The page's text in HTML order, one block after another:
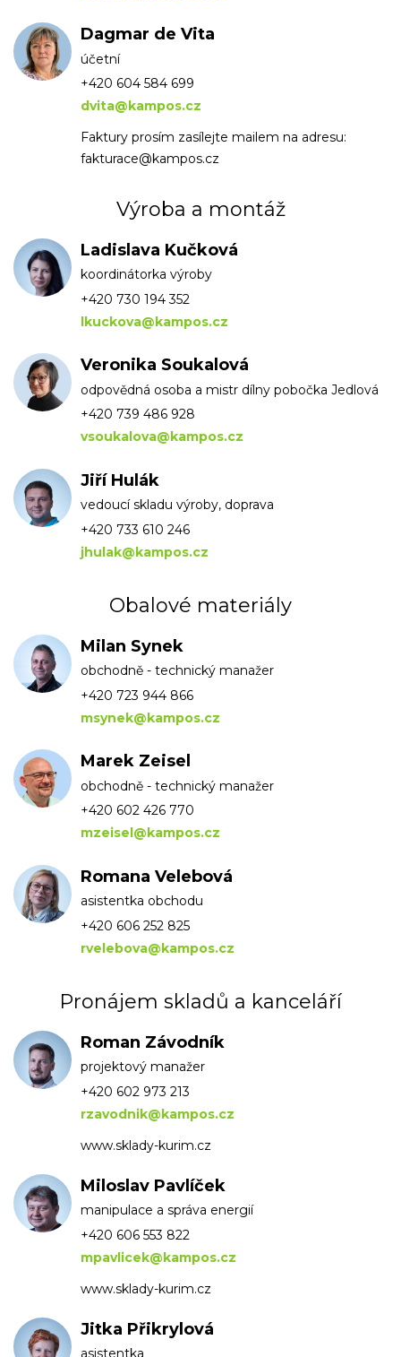
Dagmar de Vita
účetní
+420 604 584 699
dvita@kampos.cz
Faktury prosím zasílejte mailem na adresu:
fakturace@kampos.cz
Výroba a montáž
Ladislava Kučková
koordinátorka výroby
+420 730 194 352
lkuckova@kampos.cz
Veronika Soukalová
odpovědná osoba a mistr dílny pobočka Jedlová
+420 739 486 928
vsoukalova@kampos.cz
Jiří Hulák
vedoucí skladu výroby, doprava
+420 733 610 246
jhulak@kampos.cz
Obalové materiály
Milan Synek
obchodně - technický manažer
+420 723 944 866
msynek@kampos.cz
Marek Zeisel
obchodně - technický manažer
+420 602 426 770
mzeisel@kampos.cz
Romana Velebová
asistentka obchodu
+420 606 252 825
rvelebova@kampos.cz
Pronájem skladů a kanceláří
Roman Závodník
projektový manažer
+420 602 973 213
rzavodnik@kampos.cz
www.sklady-kurim.cz
Miloslav Pavlíček
manipulace a správa energií
+420 606 553 822
mpavlicek@kampos.cz
www.sklady-kurim.cz
Jitka Přikrylová
asistentka